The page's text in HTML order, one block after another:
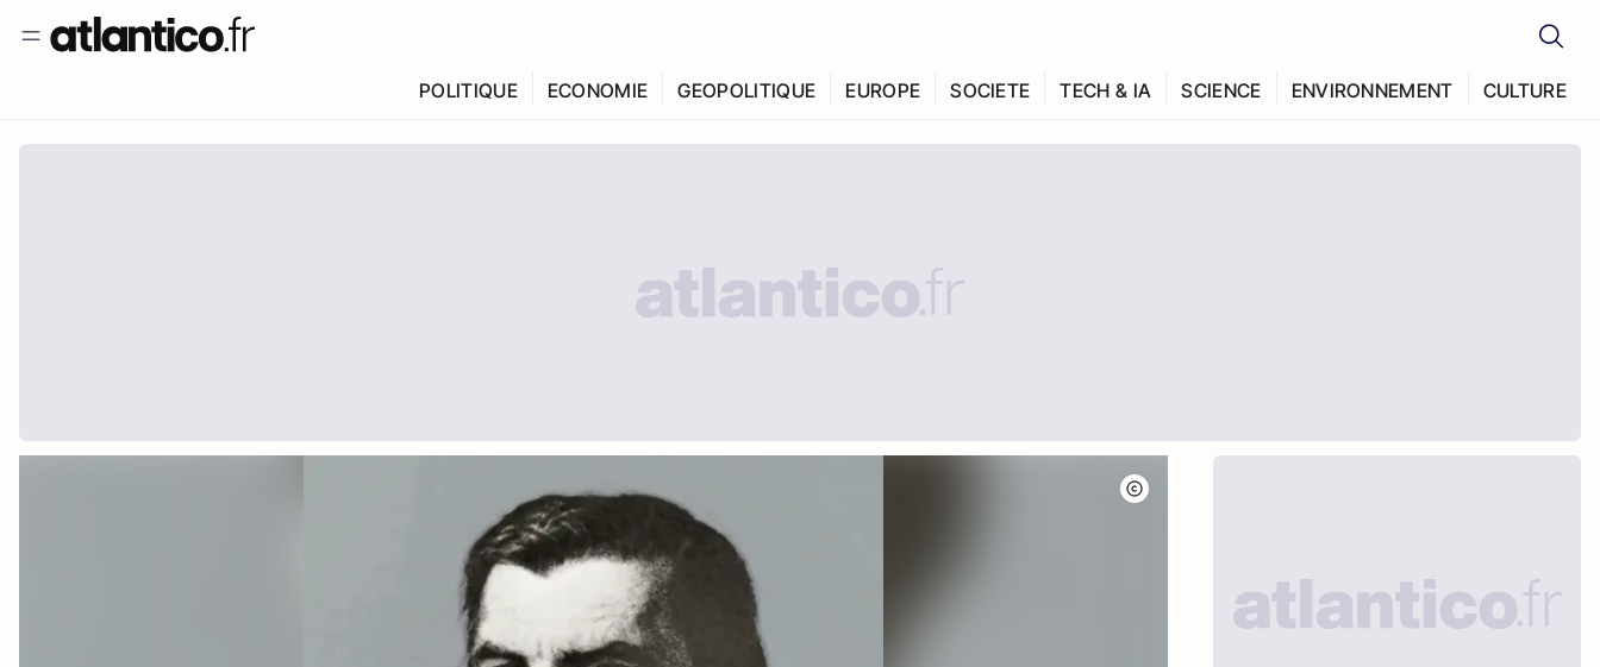
POLITIQUE ECONOMIE GEOPOLITIQUE EUROPE SOCIETE TECH & IA SCIENCE ENVIRONNEMENT CULTURE